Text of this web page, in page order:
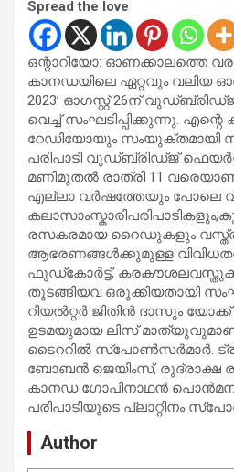
Spread the love
ഒന്റാറിയോ: ഓണക്കാലത്തെ
കാനഡയിലെ ഏറ്റവും വലിയ
2023’ ഓഗസ്റ്റ് 26ന്
വെച്ച് സംഘടിപ്പിക്കുന്നു.
റേഡിയോയും സംയുക്തമായി
പരിപാടി വുഡ്ബ്രിഡ്ജ്
മണിമുതൽ രാത്രി 11
എല്ലാ വർഷത്തേയും പോലെ
രസകരമായ റൈഡുകളും
ആഭരണങ്ങൾക്കുമുള്ള
ഫുഡ്കോർട്ട്,
തുടങ്ങിയവ ഒരുക്കിയതായി
റിയൽറ്റർ ജിതിൻ ദാസും
ഉടമയുമായ ലിസ് മാത്യുവുമാണ്
ടൈററിൽ സ്പോൺസർമാർ.
ബോബൻ ജെയിംസ്, രുദ്രാക്ഷ
കാനഡ ഗോപിനാഥൻ
പരിപാടിയുടെ പ്ലാറ്റിനം
Author